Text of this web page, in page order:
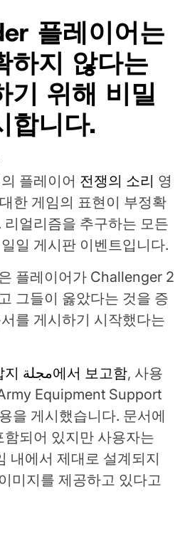
플레이어는
하지 않다는
기 위해 비밀
합니다.
플레이어 전쟁의 소리 영
한 게임의 표현이 부정확
얼리즘을 추구하는 모든
일 게시판 이벤트입니다.
플레이어가 Challenger 2
그들이 옳았다는 것을 증
를 게시하기 시작했다는
영국 국방 잡지 مجلة에서 보고함, 사용
Equipment Support
을 게시했습니다. 문서에
되어 있지만 사용자는
내에서 제대로 설계되지
미지를 제공하고 있다고